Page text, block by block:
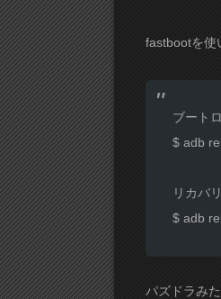
fastbootを使
ブート
$ adb
リカバ
$ adb
パズドラみ